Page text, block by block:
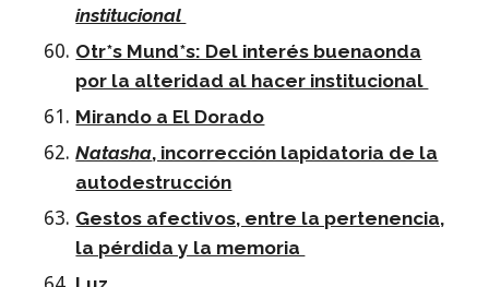
institucional
Otr*s Mund*s: Del interés buenaonda
por la alteridad al hacer institucional
Mirando a El Dorado
Natasha, incorrección lapidatoria de la
autodestrucción
Gestos afectivos, entre la pertenencia,
la pérdida y la memoria